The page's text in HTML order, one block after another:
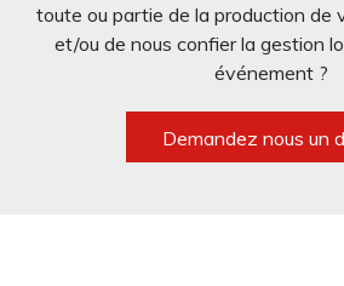
toute ou partie de la production de
et/ou de nous confier la gestion
événement ?
Demandez nous un